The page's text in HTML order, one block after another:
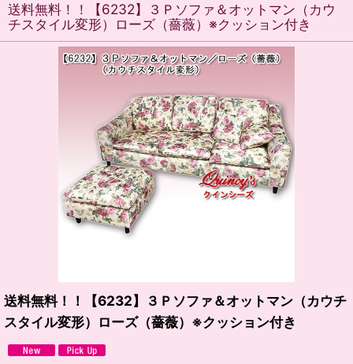
送料無料！！【6232】３Ｐソファ＆オットマン（カウ
チスタイル変形）ローズ（薔薇）※クッション付き
送料無料！！【6232】３Ｐソファ＆オットマン（カウチ
スタイル変形）ローズ（薔薇）※クッション付き